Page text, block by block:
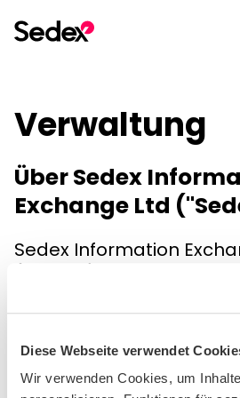
Diese Webseite verwendet
Wir verwenden Cookies, um
Verwaltung
Über Sedex
Exchange Ltd
Sedex Information
("Sedex") ist ein privates
das durch seine
Sedex betreibt die
Bewertungsinstrumente
Dienstleistungen für